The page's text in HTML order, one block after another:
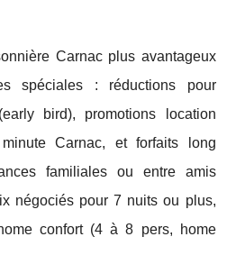
Carnac plus avantageux
spéciales : réductions pour
bird), promotions location
Carnac, et forfaits long
familiales ou entre amis
négociés pour 7 nuits ou plus,
confort (4 à 8 pers, home